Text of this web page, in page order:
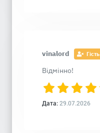
vinalord Гість
Відмінно!
Дата: 29.07.2026